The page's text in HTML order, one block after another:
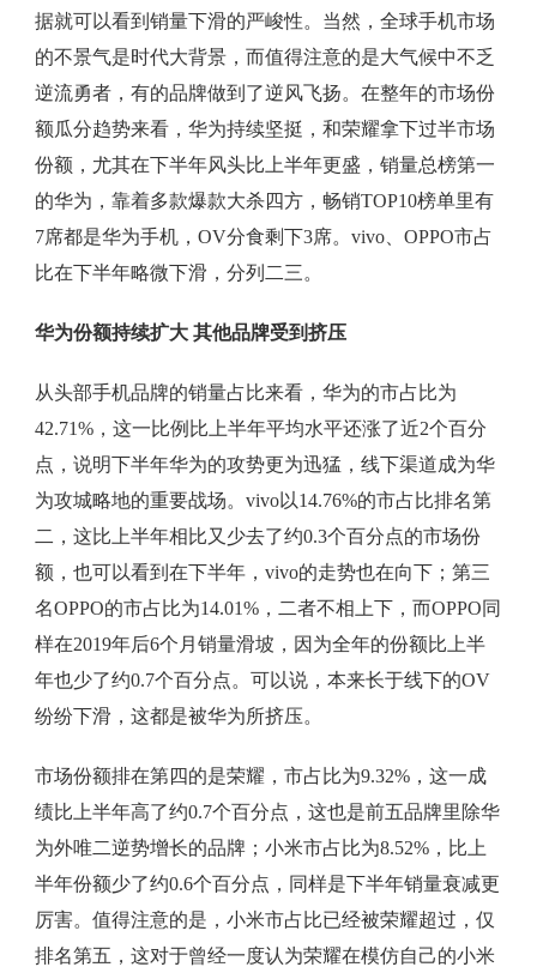
据就可以看到销量下滑的严峻性。当然，全球手机市场
的不景气是时代大背景，而值得注意的是大气候中不乏
逆流勇者，有的品牌做到了逆风飞扬。在整年的市场份
额瓜分趋势来看，华为持续坚挺，和荣耀拿下过半市场
份额，尤其在下半年风头比上半年更盛，销量总榜第一
的华为，靠着多款爆款大杀四方，畅销TOP10榜单里有
7席都是华为手机，OV分食剩下3席。vivo、OPPO市占
比在下半年略微下滑，分列二三。
华为份额持续扩大 其他品牌受到挤压
从头部手机品牌的销量占比来看，华为的市占比为
42.71%，这一比例比上半年平均水平还涨了近2个百分
点，说明下半年华为的攻势更为迅猛，线下渠道成为华
为攻城略地的重要战场。vivo以14.76%的市占比排名第
二，这比上半年相比又少去了约0.3个百分点的市场份
额，也可以看到在下半年，vivo的走势也在向下；第三
名OPPO的市占比为14.01%，二者不相上下，而OPPO同
样在2019年后6个月销量滑坡，因为全年的份额比上半
年也少了约0.7个百分点。可以说，本来长于线下的OV
纷纷下滑，这都是被华为所挤压。
市场份额排在第四的是荣耀，市占比为9.32%，这一成
绩比上半年高了约0.7个百分点，这也是前五品牌里除华
为外唯二逆势增长的品牌；小米市占比为8.52%，比上
半年份额少了约0.6个百分点，同样是下半年销量衰减更
厉害。值得注意的是，小米市占比已经被荣耀超过，仅
排名第五，这对于曾经一度认为荣耀在模仿自己的小米